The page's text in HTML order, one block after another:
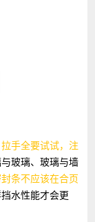
手全要试试，注
玻璃、玻璃与墙
条不应该在合页
水性能才会更